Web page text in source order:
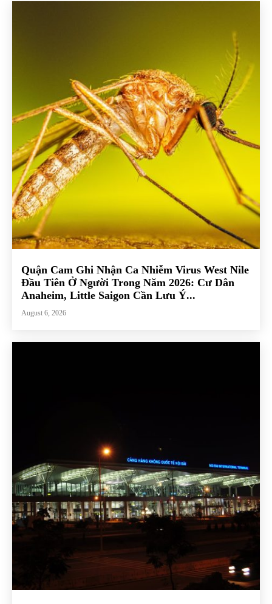
Quận Cam Ghi Nhận Ca Nhiễm Virus West Nile
Đầu Tiên Ở Người Trong Năm 2026: Cư Dân
Anaheim, Little Saigon Cần Lưu Ý...
August 6, 2026